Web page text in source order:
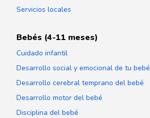
Servicios locales
Bebés (4-11 meses)
Cuidado infantil
Desarrollo social y emocional de tu bebé
Desarrollo cerebral temprano del bebé
Desarrollo motor del bebé
Disciplina del bebé